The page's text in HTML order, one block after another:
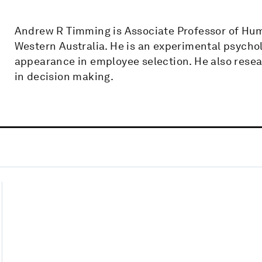
Andrew R Timming is Associate Professor of
Western Australia. He is an experimental
appearance in employee selection. He also
in decision making.